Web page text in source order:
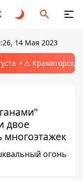
14 Мая 2023
⚠️ Краматорск,
двое
огонь